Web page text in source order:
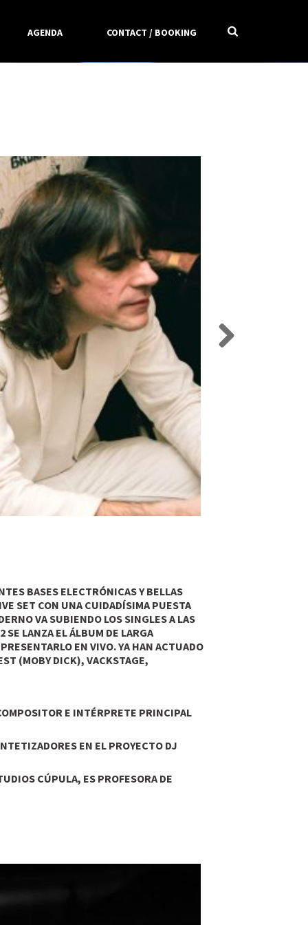
AGENDA CONTACT / BOOKING
BASES ELECTRÓNICAS Y BELLAS
SET CON UNA CUIDADÍSIMA PUESTA
VA SUBIENDO LOS SINGLES A LAS
SE LANZA EL ÁLBUM DE LARGA
EN VIVO. YA HAN ACTUADO
(MOBY DICK), VACKSTAGE,
E INTÉRPRETE PRINCIPAL
EN EL PROYECTO DJ
CÚPULA, ES PROFESORA DE